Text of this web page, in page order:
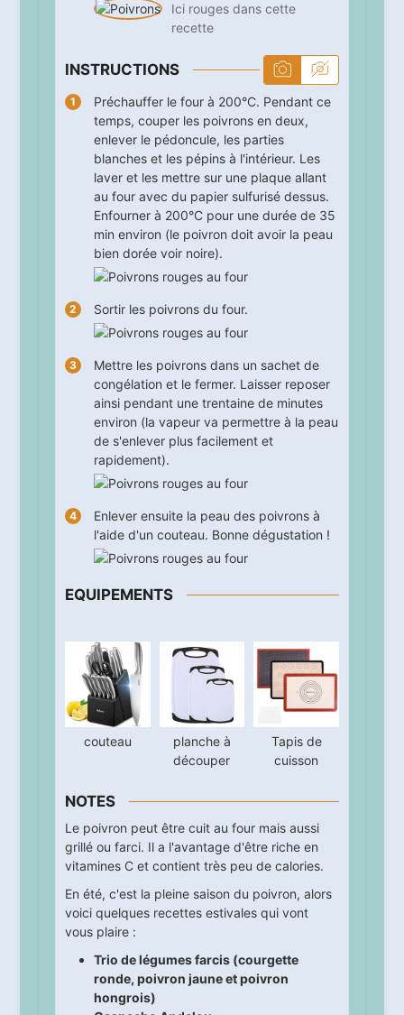
Ici rouges dans cette
recette
INSTRUCTIONS
Préchauffer le four à 200°C. Pendant ce
temps, couper les poivrons en deux,
enlever le pédoncule, les parties
blanches et les pépins à l'intérieur. Les
laver et les mettre sur une plaque allant
au four avec du papier sulfurisé dessus.
Enfourner à 200°C pour une durée de 35
min environ (le poivron doit avoir la peau
bien dorée voir noire).
Sortir les poivrons du four.
Mettre les poivrons dans un sachet de
congélation et le fermer. Laisser reposer
ainsi pendant une trentainede minutes
environ (la vapeur va permettre à la peau
de s'enlever plus facilement et
rapidement).
Enlever ensuite la peau des poivrons à
l'aide d'un couteau. Bonne dégustation !
EQUIPEMENTS
couteau
planche à
découper
Tapis de
cuisson
NOTES
Le poivron peut être cuit au four mais aussi
grillé ou farci. Il a l'avantage d'être riche en
vitamines C et contient très peu de calories.
En été, c'est la pleine saison du poivron, alors
voici quelques recettes estivales qui vont
vous plaire :
Trio de légumes farcis (courgette
ronde, poivron jaune et poivron
hongrois)